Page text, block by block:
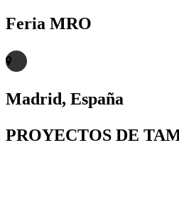
Feria MRO
Madrid, España
PROYECTOS DE